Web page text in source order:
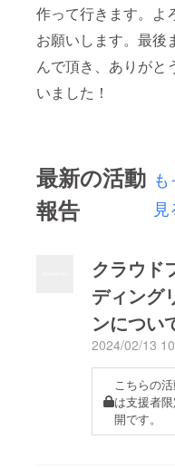
作って行きます。よ
お願いします。最後
んで頂き、ありがと
いました！
最新の活動
報告
も
見
クラウド
ディング
ンについ
2024/02/13
こちらの
は支援者
開です。